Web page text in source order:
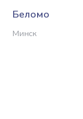
Беломо
Минск